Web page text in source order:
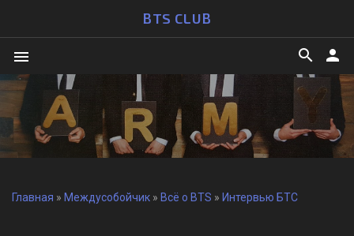
BTS CLUB
menu person
search
Главная » Междусобойчик » Всё о BTS » Интервью БТС